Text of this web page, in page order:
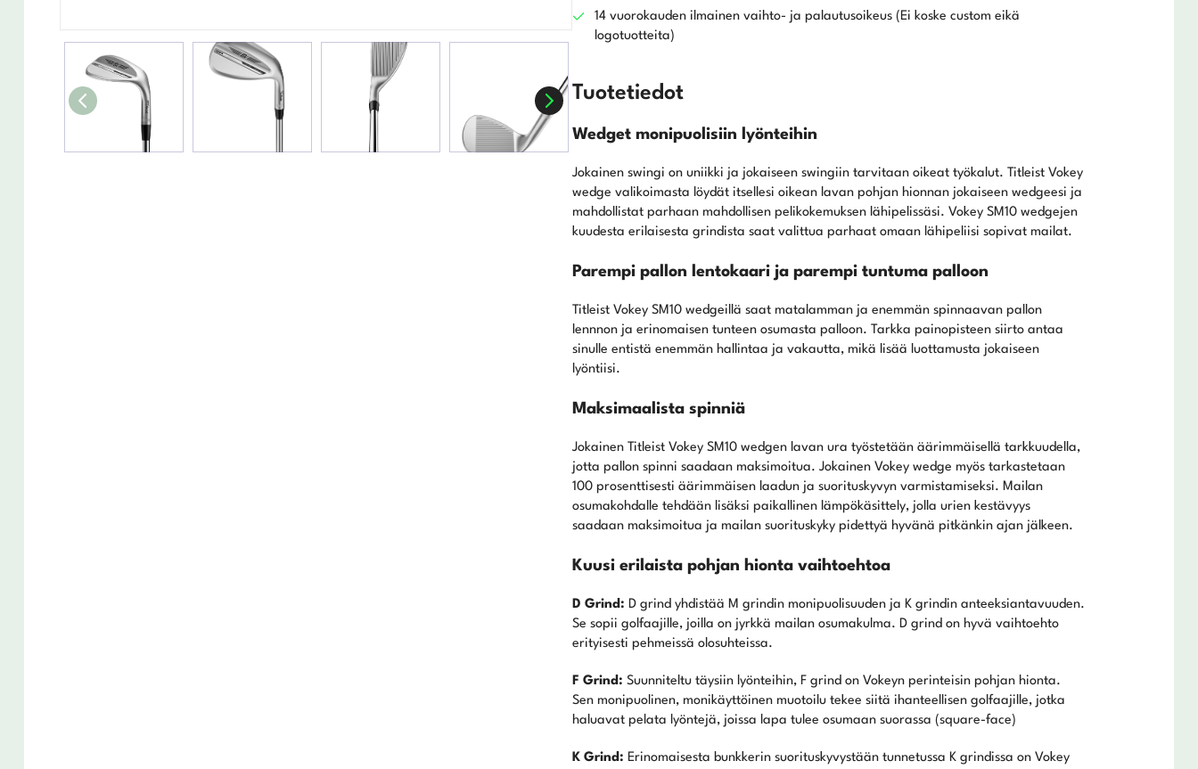
14 vuorokauden ilmainen vaihto- ja palautusoikeus (Ei koske custom eikä
logotuotteita)
Tuotetiedot
Wedget monipuolisiin lyönteihin
Jokainen swingi on uniikki ja jokaiseen swingiin tarvitaan oikeat työkalut. Titleist Vokey
wedge valikoimasta löydät itsellesi oikean lavan pohjan hionnan jokaiseen wedgeesi ja
mahdollistat parhaan mahdollisen pelikokemuksen lähipelissäsi. Vokey SM10 wedgejen
kuudesta erilaisesta grindista saat valittua parhaat omaan lähipeliisi sopivat mailat.
Parempi pallon lentokaari ja parempi tuntuma palloon
Titleist Vokey SM10 wedgeillä saat matalamman ja enemmän spinnaavan pallon
lennnon ja erinomaisen tunteen osumasta palloon. Tarkka painopisteen siirto antaa
sinulle entistä enemmän hallintaa ja vakautta, mikä lisää luottamusta jokaiseen
lyöntiisi.
Maksimaalista spinniä
Jokainen Titleist Vokey SM10 wedgen lavan ura työstetään äärimmäisellä tarkkuudella,
jotta pallon spinni saadaan maksimoitua. Jokainen Vokey wedge myös tarkastetaan
100 prosenttisesti äärimmäisen laadun ja suorituskyvyn varmistamiseksi. Mailan
osumakohdalle tehdään lisäksi paikallinen lämpökäsittely, jolla urien kestävyys
saadaan maksimoitua ja mailan suorituskyky pidettyä hyvänä pitkänkin ajan jälkeen.
Kuusi erilaista pohjan hionta vaihtoehtoa
D Grind: D grind yhdistää M grindin monipuolisuuden ja K grindin anteeksiantavuuden.
Se sopii golfaajille, joilla on jyrkkä mailan osumakulma. D grind on hyvä vaihtoehto
erityisesti pehmeissä olosuhteissa.
F Grind: Suunniteltu täysiin lyönteihin, F grind on Vokeyn perinteisin pohjan hionta.
Sen monipuolinen, monikäyttöinen muotoilu tekee siitä ihanteellisen golfaajille, jotka
haluavat pelata lyöntejä, joissa lapa tulee osumaan suorassa (square-face)
K Grind: Erinomaisesta bunkkerin suorituskyvystään tunnetussa K grindissa on Vokey